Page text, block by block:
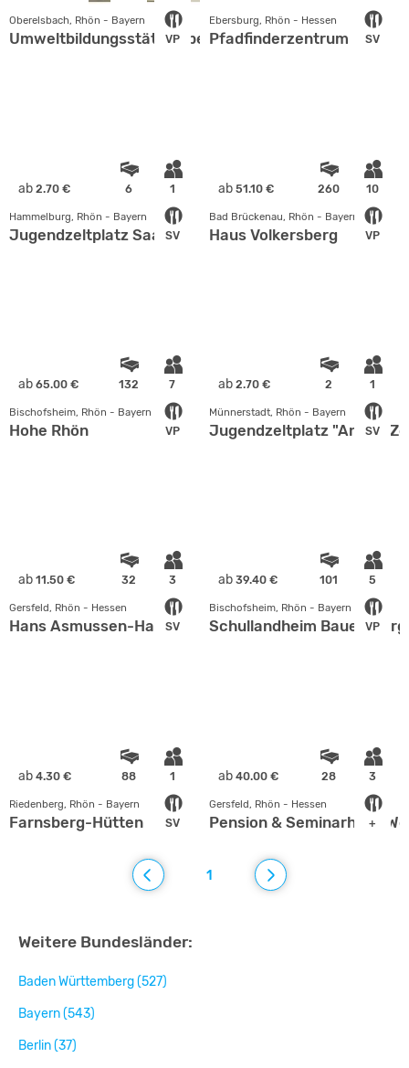
VP
Oberelsbach, Rhön - Bayern
Umweltbildungsstätte Oberelsbach SV
Ebersburg, Rhön - Hessen
Pfadfinderzentrum
ab 2.70 € 6 1
SV
Hammelburg, Rhön - Bayern
Jugendzeltplatz Saaleck
ab 51.10 € 260 10
VP
Bad Brückenau, Rhön - Bayern
Haus Volkersberg
ab 65.00 € 132 7
VP
Bischofsheim, Rhön - Bayern
Hohe Rhön
ab 2.70 € 2 1
SV
Münnerstadt, Rhön - Bayern
Jugendzeltplatz "An der
ab 11.50 € 32 3
SV
Gersfeld, Rhön - Hessen
Hans Asmussen-Haus
ab 39.40 € 101 5
VP
Bischofsheim, Rhön - Bayern
Schullandheim Bauersberg
ab 4.30 € 88 1
SV
Riedenberg, Rhön - Bayern
Farnsberg-Hütten
ab 40.00 € 28 3
+
Gersfeld, Rhön - Hessen
Pension & Seminarhaus
1
Weitere Bundesländer:
Baden Württemberg (527)
Bayern (543)
Berlin (37)